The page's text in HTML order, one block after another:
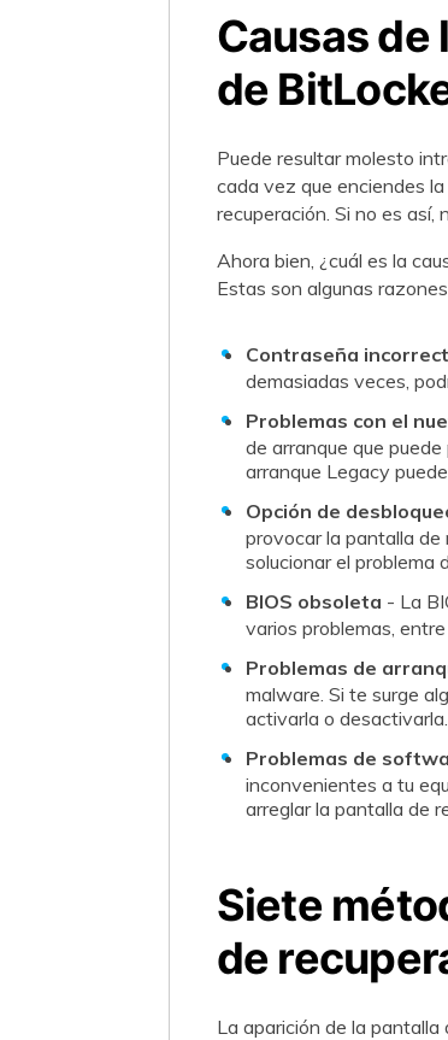
Causas
de
Puede resultar molesto
cada vez que enciendes
recuperación. Si no es
Ahora bien, ¿cuál es la
Estas son algunas
󠀰Contraseña
demasiadas veces,
󠀰Problemas con el
de arranque que
arranque Legacy
󠀰Opción de
provocar la pantalla
solucionar el problema
󠀰BIOS obsoleta - La
varios problemas,
󠀰Problemas de
malware.󠀲󠀡󠀢󠀩󠀨󠀥󠀧󠀧󠀤󠀳󠀰 Si te surge
activarla o desactivarla.
󠀰Problemas de
inconvenientes a tu
arreglar la pantalla de
Siete
de
La aparición de la